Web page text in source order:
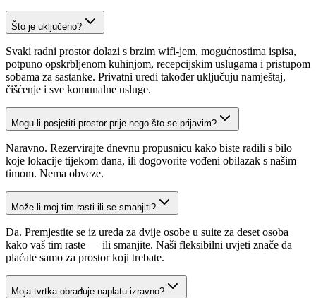
Što je uključeno?
Svaki radni prostor dolazi s brzim wifi-jem, mogućnostima ispisa,
potpuno opskrbljenom kuhinjom, recepcijskim uslugama i pristupom
sobama za sastanke. Privatni uredi također uključuju namještaj,
čišćenje i sve komunalne usluge.
Mogu li posjetiti prostor prije nego što se prijavim?
Naravno. Rezervirajte dnevnu propusnicu kako biste radili s bilo
koje lokacije tijekom dana, ili dogovorite vođeni obilazak s našim
timom. Nema obveze.
Može li moj tim rasti ili se smanjiti?
Da. Premjestite se iz ureda za dvije osobe u suite za deset osoba
kako vaš tim raste — ili smanjite. Naši fleksibilni uvjeti znače da
plaćate samo za prostor koji trebate.
Moja tvrtka obrađuje naplatu izravno?